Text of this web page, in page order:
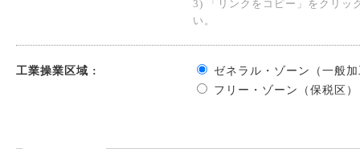
3) 「リンクをコピー」をクリッ
い。
工業操業区域 :
ゼネラル・ゾーン（一般
フリー・ゾーン（保税区）